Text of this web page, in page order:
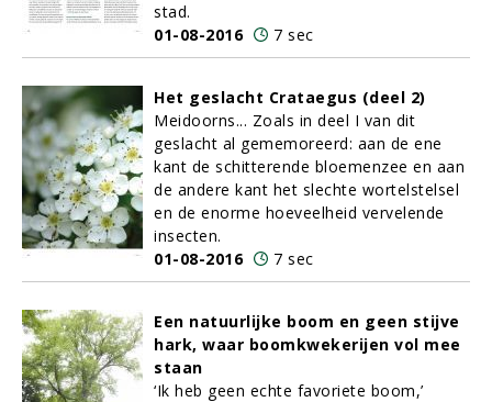
stad.
01-08-2016
7 sec
Het geslacht Crataegus (deel 2)
Meidoorns... Zoals in deel I van dit
geslacht al gememoreerd: aan de ene
kant de schitterende bloemenzee en aan
de andere kant het slechte wortelstelsel
en de enorme hoeveelheid vervelende
insecten.
01-08-2016
7 sec
Een natuurlijke boom en geen stijve
hark, waar boomkwekerijen vol mee
staan
‘Ik heb geen echte favoriete boom,’